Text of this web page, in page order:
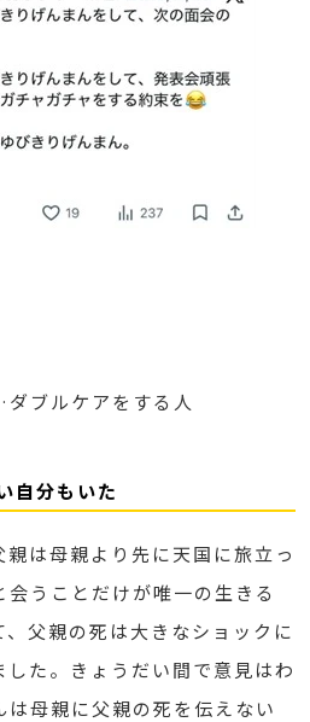
ブルケアをする人
自分もいた
は母親より先に天国に旅立っ
うことだけが唯一の生きる
父親の死は大きなショックに
た。きょうだい間で意見はわ
母親に父親の死を伝えない